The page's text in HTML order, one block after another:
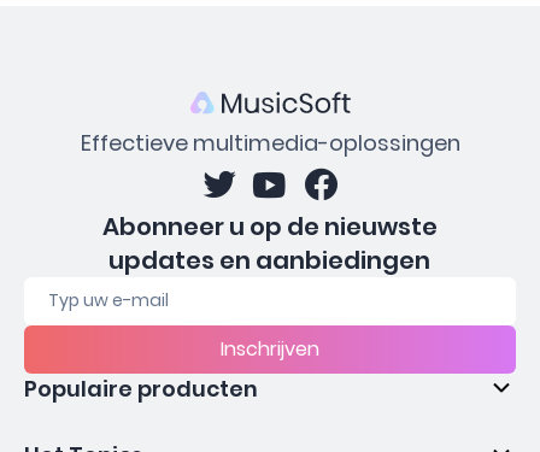
Effectieve multimedia-oplossingen
Abonneer u op de nieuwste
updates en aanbiedingen
Inschrijven
Populaire producten